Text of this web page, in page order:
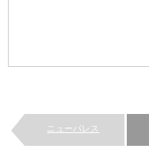
ニューパレス